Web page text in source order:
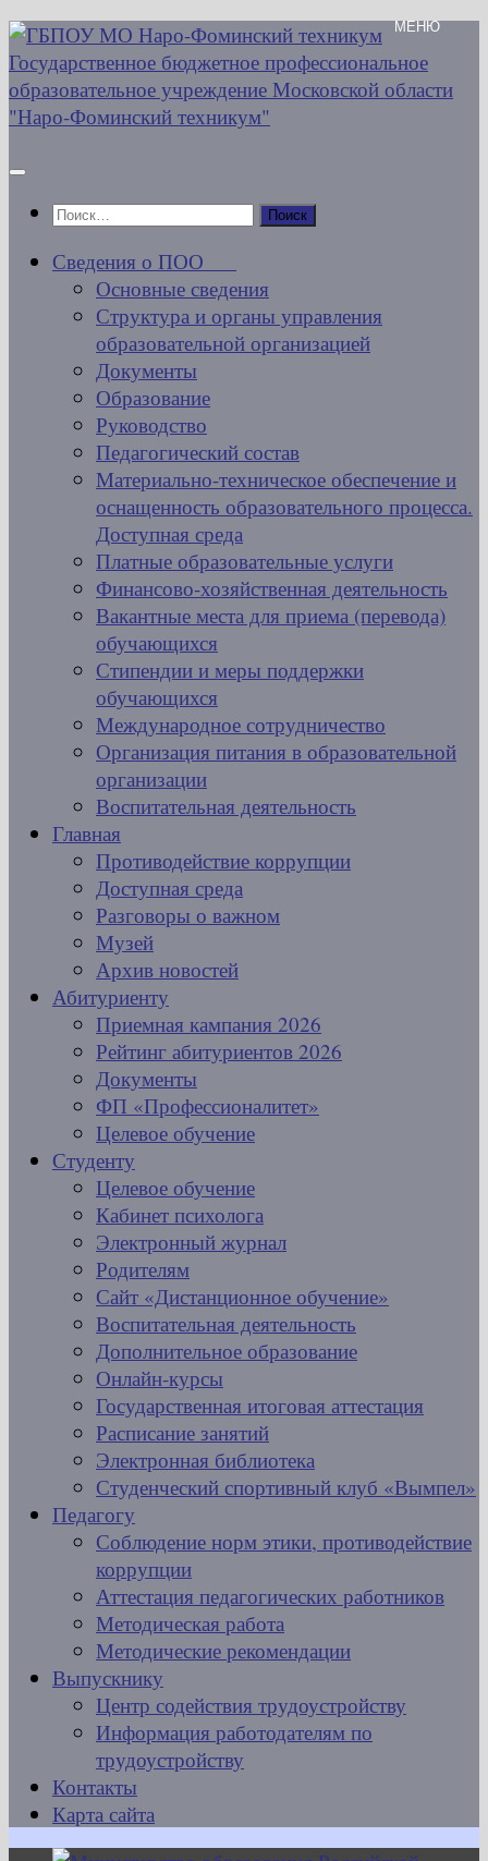
Перейти
к
содержимому
Найти:
Сведения о ПОО
Основные сведения
Структура и органы управления
образовательной организацией
Документы
Образование
Руководство
Педагогический состав
Материально-техническое обеспечение и
оснащенность образовательного процесса.
Доступная среда
Платные образовательные услуги
Финансово-хозяйственная деятельность
Вакантные места для приема (перевода)
обучающихся
Стипендии и меры поддержки
обучающихся
Международное сотрудничество
Организация питания в образовательной
организации
Воспитательная деятельность
Главная
Противодействие коррупции
Доступная среда
Разговоры о важном
Музей
Архив новостей
Абитуриенту
Приемная кампания 2026
Рейтинг абитуриентов 2026
Документы
ФП «Профессионалитет»
Целевое обучение
Студенту
Целевое обучение
Кабинет психолога
Электронный журнал
Родителям
Сайт «Дистанционное обучение»
Воспитательная деятельность
Дополнительное образование
Онлайн-курсы
Государственная итоговая аттестация
Расписание занятий
Электронная библиотека
Студенческий спортивный клуб «Вымпел»
Педагогу
Соблюдение норм этики, противодействие
коррупции
Аттестация педагогических работников
Методическая работа
Методические рекомендации
Выпускнику
Центр содействия трудоустройству
Информация работодателям по
трудоустройству
Контакты
Карта сайта